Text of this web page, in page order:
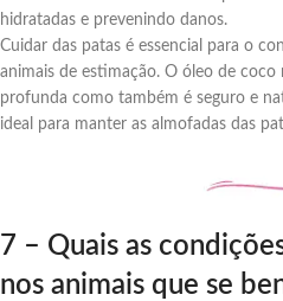
hidratadas e prevenindo danos.
Cuidar das patas é essencial para o
animais de estimação. O óleo de
profunda como também é seguro e
ideal para manter as almofadas das
7 – Quais as
nos animais que se